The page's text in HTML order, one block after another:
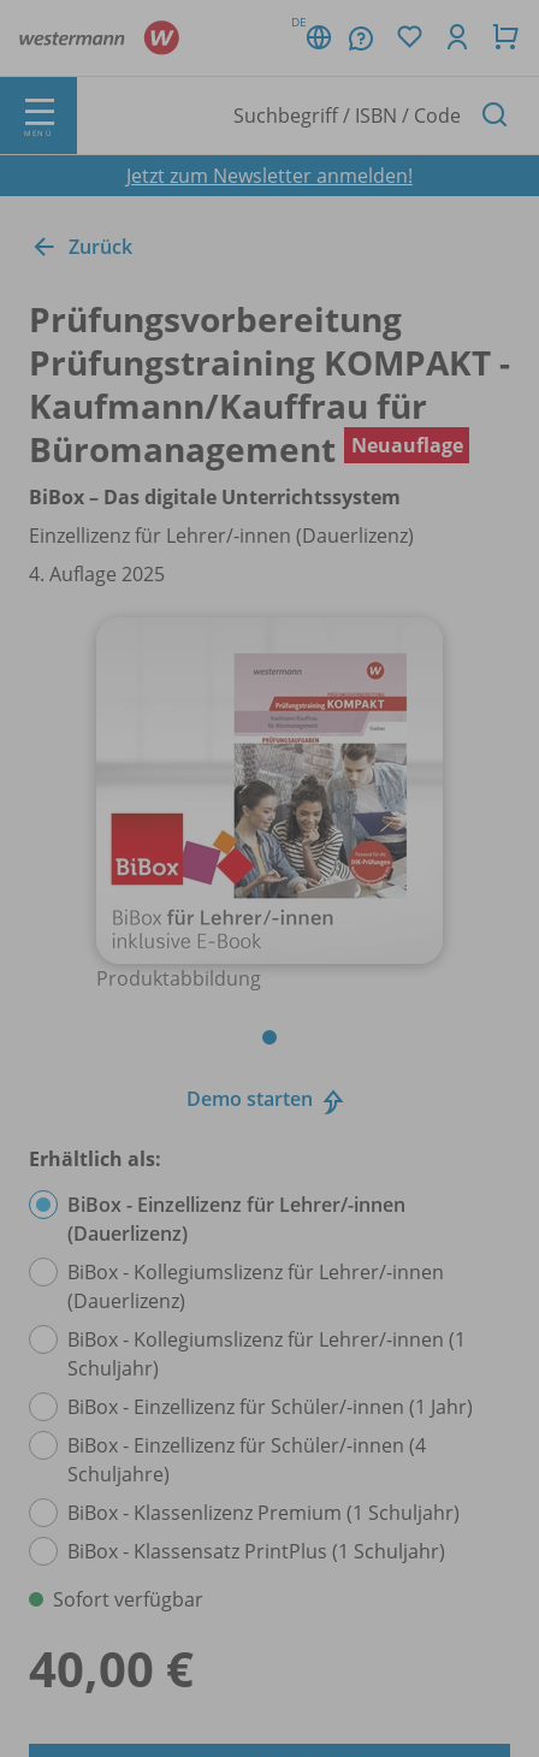
DE
MENÜ
Jetzt zum Newsletter anmelden!
Zurück
Prüfungsvorbereitung
Prüfungstraining KOMPAKT -
Kaufmann/Kauffrau für
Büromanagement
Neuauflage
BiBox – Das digitale Unterrichtssystem
Einzellizenz für Lehrer/-innen (Dauerlizenz)
4. Auflage 2025
Produktabbildung
Demo starten
Erhältlich als:
BiBox - Einzellizenz für Lehrer/-innen
(Dauerlizenz)
BiBox - Kollegiumslizenz für Lehrer/-innen
(Dauerlizenz)
BiBox - Kollegiumslizenz für Lehrer/-innen (1
Schuljahr)
BiBox - Einzellizenz für Schüler/-innen (1 Jahr)
BiBox - Einzellizenz für Schüler/-innen (4
Schuljahre)
BiBox - Klassenlizenz Premium (1 Schuljahr)
BiBox - Klassensatz PrintPlus (1 Schuljahr)
Sofort verfügbar
40,00 €